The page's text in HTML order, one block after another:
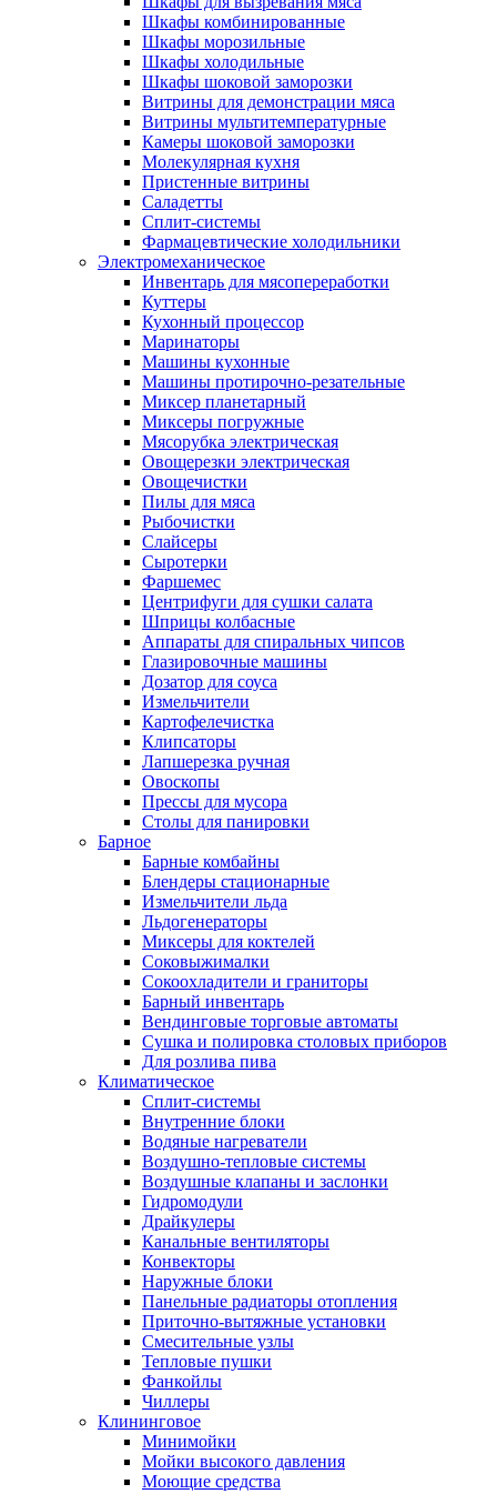
Шкафы комбинированные
Шкафы морозильные
Шкафы холодильные
Шкафы шоковой заморозки
Витрины для демонстрации мяса
Витрины мультитемпературные
Камеры шоковой заморозки
Молекулярная кухня
Пристенные витрины
Саладетты
Сплит-системы
Фармацевтические холодильники
Электромеханическое
Инвентарь для мясопереработки
Куттеры
Кухонный процессор
Маринаторы
Машины кухонные
Машины протирочно-резательные
Миксер планетарный
Миксеры погружные
Мясорубка электрическая
Овощерезки электрическая
Овощечистки
Пилы для мяса
Рыбочистки
Слайсеры
Сыротерки
Фаршемес
Центрифуги для сушки салата
Шприцы колбасные
Аппараты для спиральных чипсов
Глазировочные машины
Дозатор для соуса
Измельчители
Картофелечистка
Клипсаторы
Лапшерезка ручная
Овоскопы
Прессы для мусора
Столы для панировки
Барное
Барные комбайны
Блендеры стационарные
Измельчители льда
Льдогенераторы
Миксеры для коктелей
Соковыжималки
Сокоохладители и граниторы
Барный инвентарь
Вендинговые торговые автоматы
Сушка и полировка столовых приборов
Для розлива пива
Климатическое
Сплит-системы
Внутренние блоки
Водяные нагреватели
Воздушно-тепловые системы
Воздушные клапаны и заслонки
Гидромодули
Драйкулеры
Канальные вентиляторы
Конвекторы
Наружные блоки
Панельные радиаторы отопления
Приточно-вытяжные установки
Смесительные узлы
Тепловые пушки
Фанкойлы
Чиллеры
Клининговое
Минимойки
Мойки высокого давления
Моющие средства